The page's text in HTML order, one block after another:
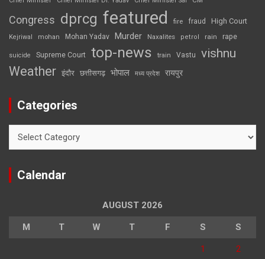
Congress dprcg featured fire fraud High Court
Kejriwal mohan Mohan Yadav Murder Naxalites petrol rain rape
suicide Supreme Court top-news train Vastu vishnu
Weather इंदौर छत्तीसगढ़ भोपाल मध्य प्रदेश रायपुर
Categories
Calendar
AUGUST 2026
M T W T F S S
1 2